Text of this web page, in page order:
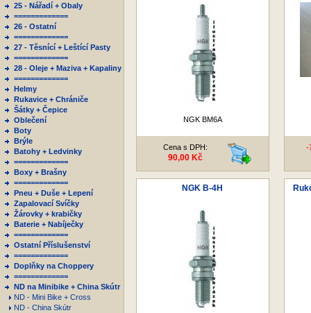
25 - Nářadí + Obaly
=============
26 - Ostatní
=============
27 - Těsnící + Leštící Pasty
=============
28 - Oleje + Maziva + Kapaliny
=============
Helmy
Rukavice + Chrániče
Šátky + Čepice
Oblečení
Boty
Brýle
Batohy + Ledvinky
=============
Boxy + Brašny
=============
Pneu + Duše + Lepení
Zapalovací Svíčky
Žárovky + krabičky
Baterie + Nabíječky
=============
Ostatní Příslušenství
=============
Doplňky na Choppery
=============
ND na Minibike + China Skútr
ND - Mini Bike + Cross
ND - China Skútr
NGK BM6A
Cena s DPH:
90,00 Kč
-
NGK B-4H